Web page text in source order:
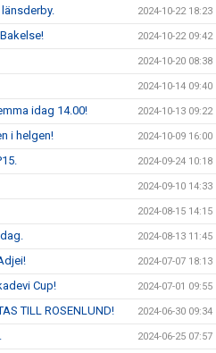
2024-10-22 18:23
2024-10-22 09:42
2024-10-20 08:38
2024-10-14 09:40
idag 14.00! 2024-10-13 09:22
i helgen! 2024-10-09 16:00
2024-09-24 10:18
2024-09-10 14:33
2024-08-15 14:15
2024-08-13 11:45
2024-07-07 18:13
Cup! 2024-07-01 09:55
TILL ROSENLUND! 2024-06-30 09:34
2024-06-25 07:57